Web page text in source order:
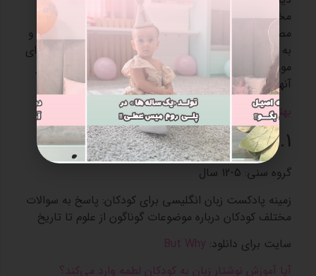
مختلف تولید می‌شود. این برنامه‌ها می‌توانند شامل
مصاحبه‌ها، داستان‌ها، اخبار و آموزش‌های مختلف باشند و
به کاربران اجازه می‌دهند تا در هر زمان و مکانی به محتوای
مورد علاقه‌شان گوش دهند. ما در زیر به معرفی تعدادی از
آنها پرداخته‌ایم:
بهترین اسباب بازی برای پسر 10 ساله
1. But Why
گروه سنی: 5-12 سال
زمینه پادکست‌ زبان انگلیسی برای کودکان: پاسخ به سوالات
مختلف کودکان درباره موضوعات گوناگون از علوم تا تاریخ
سایت برای دانلود: But Why
آیا آموزش نوشتار زبان به کودکان لطمه وارد می‌کند؟